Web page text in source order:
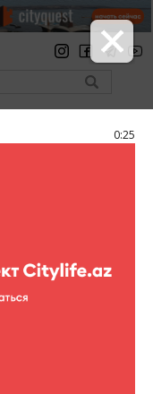
0:24
Citylife Magazine